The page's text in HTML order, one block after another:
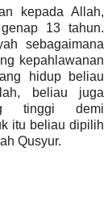
kepada Allah,
13 tahun.
sebagaimana
kepahlawanan
hidup beliau
beliau juga
tinggi demi
itu beliau dipilih
Qusyur.